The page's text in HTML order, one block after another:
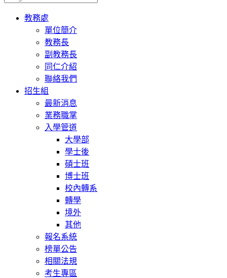
Toggle
navigation
教務處
單位簡介
教務長
副教務長
同仁介紹
聯絡我們
招生組
最新消息
業務職掌
入學管道
大學部
學士後
碩士班
博士班
校內轉系
轉學
境外
其他
報名系統
榜單公告
相關法規
考生專區